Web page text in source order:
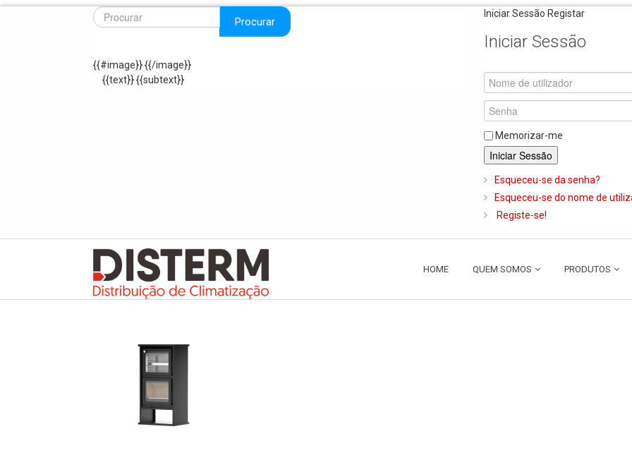
Procurar
{{#image}}{{/image}}
{{text}} {{subtext}}
Iniciar Sessão Registar
Iniciar Sessão
Memorizar-me
Iniciar Sessão
Esqueceu-se da senha?
Esqueceu-se do nome de
Registe-se!
HOME QUEM SOMOS PRODUTOS